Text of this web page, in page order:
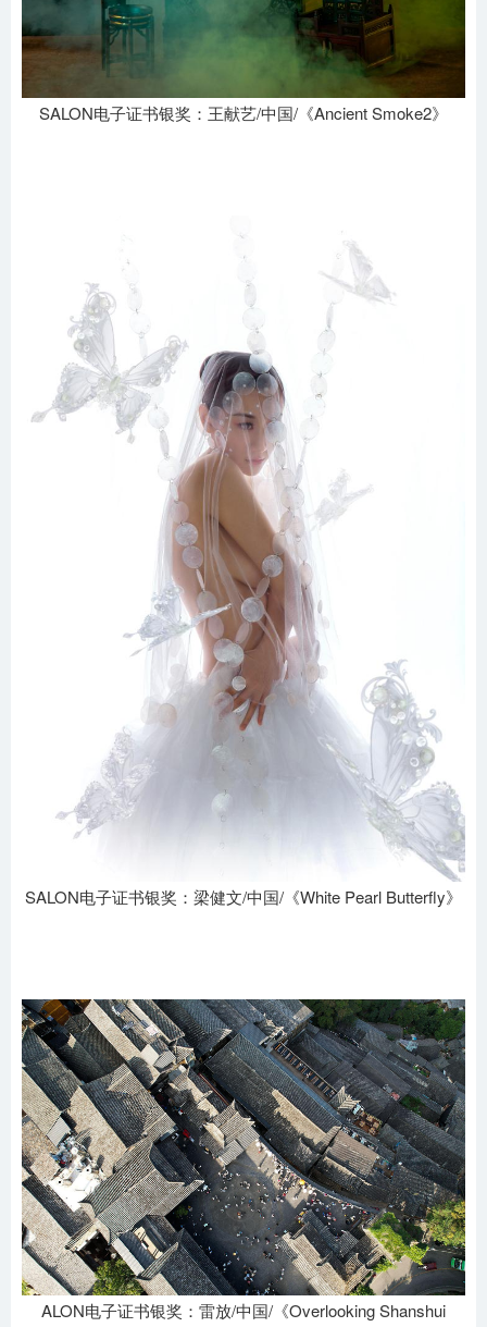
SALON电子证书银奖：王献艺/中国/《Ancient Smoke2》
SALON电子证书银奖：梁健文/中国/《White Pearl Butterfly》
ALON电子证书银奖：雷放/中国/《Overlooking Shanshui